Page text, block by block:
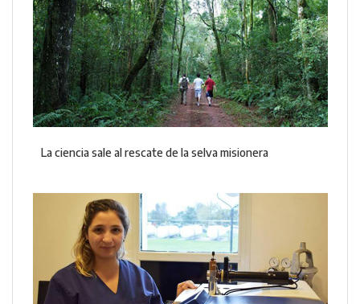
La ciencia sale al rescate de la selva misionera